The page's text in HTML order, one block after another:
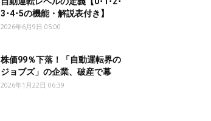
3･4･5の機能・解説表付き】
2026年6月9日 05:00
株価99％下落！「自動運転界の
ジョブズ」の企業、破産で幕
2026年1月22日 06:39